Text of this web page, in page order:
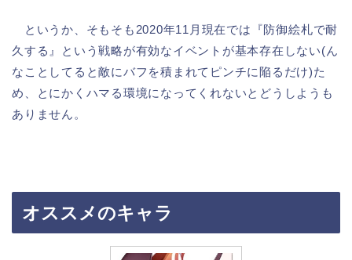
というか、そもそも2020年11月現在では『防御絵札で耐
久する』という戦略が有効なイベントが基本存在しない(ん
なことしてると敵にバフを積まれてピンチに陥るだけ)た
め、とにかくハマる環境になってくれないとどうしようも
ありません。
オススメのキャラ